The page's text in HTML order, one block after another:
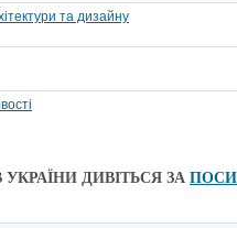
та дизайну
ДИВІТЬСЯ ЗА